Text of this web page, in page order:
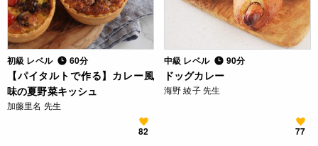
初級 レベル 60分
【パイタルトで作る】カレー風
味の夏野菜キッシュ
加藤里名 先生
82
中級 レベル 90分
ドッグカレー
海野 綾子 先生
77